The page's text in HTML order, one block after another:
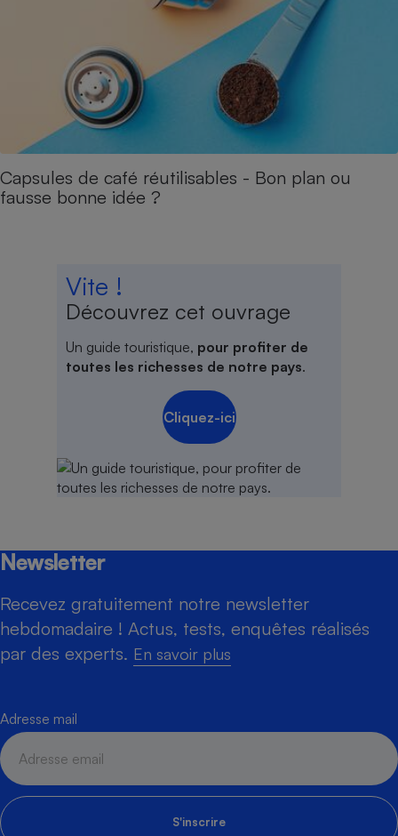
Capsules de café réutilisables - Bon plan ou
fausse bonne idée ?
Vite !
Découvrez cet ouvrage
Un guide touristique, pour profiter de
toutes les richesses de notre pays.
Cliquez-ici
Newsletter
Recevez gratuitement notre newsletter
hebdomadaire ! Actus, tests, enquêtes réalisés
par des experts. En savoir plus
Adresse mail
S'inscrire